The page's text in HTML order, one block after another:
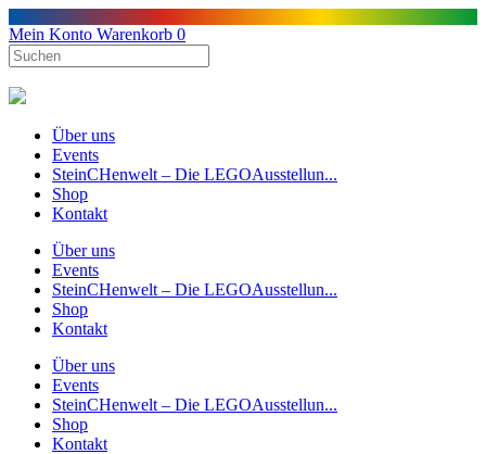
Mein Konto Warenkorb 0
Über uns
Events
SteinCHenwelt – Die LEGOAusstellun...
Shop
Kontakt
Über uns
Events
SteinCHenwelt – Die LEGOAusstellun...
Shop
Kontakt
Über uns
Events
SteinCHenwelt – Die LEGOAusstellun...
Shop
Kontakt